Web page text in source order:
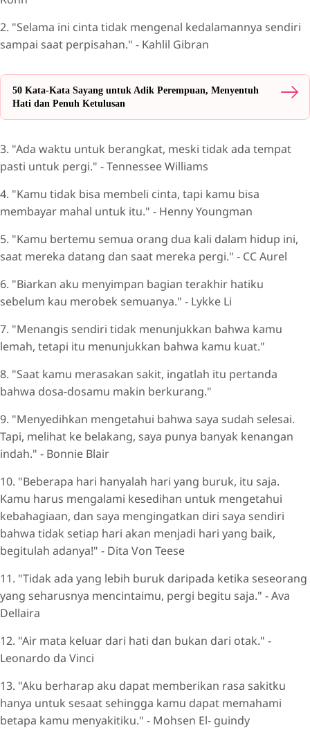
2. "Selama ini cinta tidak mengenal kedalamannya sendiri
sampai saat perpisahan." - Kahlil Gibran
50 Kata-Kata Sayang untuk Adik Perempuan, Menyentuh
Hati dan Penuh Ketulusan
3. "Ada waktu untuk berangkat, meski tidak ada tempat
pasti untuk pergi." - Tennessee Williams
4. "Kamu tidak bisa membeli cinta, tapi kamu bisa
membayar mahal untuk itu." - Henny Youngman
5. "Kamu bertemu semua orang dua kali dalam hidup ini,
saat mereka datang dan saat mereka pergi." - CC Aurel
6. "Biarkan aku menyimpan bagian terakhir hatiku
sebelum kau merobek semuanya." - Lykke Li
7. "Menangis sendiri tidak menunjukkan bahwa kamu
lemah, tetapi itu menunjukkan bahwa kamu kuat."
8. "Saat kamu merasakan sakit, ingatlah itu pertanda
bahwa dosa-dosamu makin berkurang."
9. "Menyedihkan mengetahui bahwa saya sudah selesai.
Tapi, melihat ke belakang, saya punya banyak kenangan
indah." - Bonnie Blair
10. "Beberapa hari hanyalah hari yang buruk, itu saja.
Kamu harus mengalami kesedihan untuk mengetahui
kebahagiaan, dan saya mengingatkan diri saya sendiri
bahwa tidak setiap hari akan menjadi hari yang baik,
begitulah adanya!" - Dita Von Teese
11. "Tidak ada yang lebih buruk daripada ketika seseorang
yang seharusnya mencintaimu, pergi begitu saja." - Ava
Dellaira
12. "Air mata keluar dari hati dan bukan dari otak." -
Leonardo da Vinci
13. "Aku berharap aku dapat memberikan rasa sakitku
hanya untuk sesaat sehingga kamu dapat memahami
betapa kamu menyakitiku." - Mohsen El- guindy